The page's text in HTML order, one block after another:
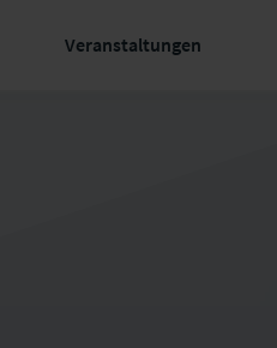
Veranstaltungen